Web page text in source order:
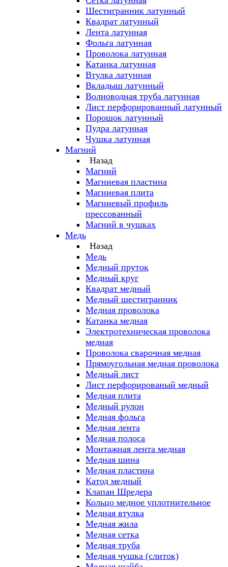
Шестигранник латунный
Квадрат латунный
Лента латунная
Фольга латунная
Проволока латунная
Катанка латунная
Втулка латунная
Вкладыш латунный
Волноводная труба латунная
Лист перфорированный латунный
Порошок латунный
Пудра латунная
Чушка латунная
Магний
Назад
Магний
Магниевая пластина
Магниевая плита
Магниевый профиль
прессованный
Магний в чушках
Медь
Назад
Медь
Медный пруток
Медный круг
Квадрат медный
Медный шестигранник
Медная проволока
Катанка медная
Электротехническая проволока
медная
Проволока сварочная медная
Прямоугольная медная проволока
Медный лист
Лист перфорированый медный
Медная плита
Медный рулон
Медная фольга
Медная лента
Медная полоса
Монтажная лента медная
Медная шина
Медная пластина
Катод медный
Клапан Шредера
Кольцо медное уплотнительное
Медная втулка
Медная жила
Медная сетка
Медная труба
Медная чушка (слиток)